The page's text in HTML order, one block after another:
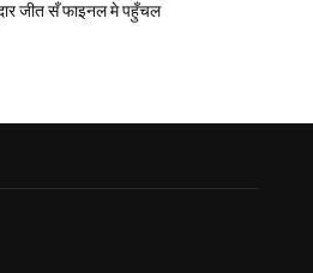
जीत सँ फाइनल मे पहुँचल